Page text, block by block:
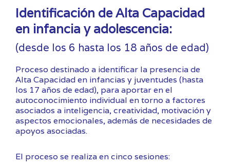
Identificación de Alta Capacidad
en infancia y adolescencia:
(desde los 6 hasta los 18 años de edad)
Proceso destinado a identificar la presencia de
Alta Capacidad en infancias y juventudes (hasta
los 17 años de edad), para aportar en el
autoconocimiento individual en torno a factores
asociados a inteligencia, creatividad, motivación y
aspectos emocionales, además de necesidades de
apoyos asociadas.
El proceso se realiza en cinco sesiones: